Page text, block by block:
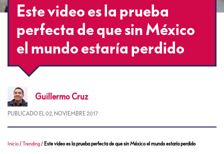
Este video es la prueba
perfecta de que sin México
el mundo estaría perdido
Guillermo Cruz
PUBLICADO EL 02, NOVIEMBRE 2017
Inicio /Trending / Este video es la prueba perfecta de que sin México el mundo estaría perdido